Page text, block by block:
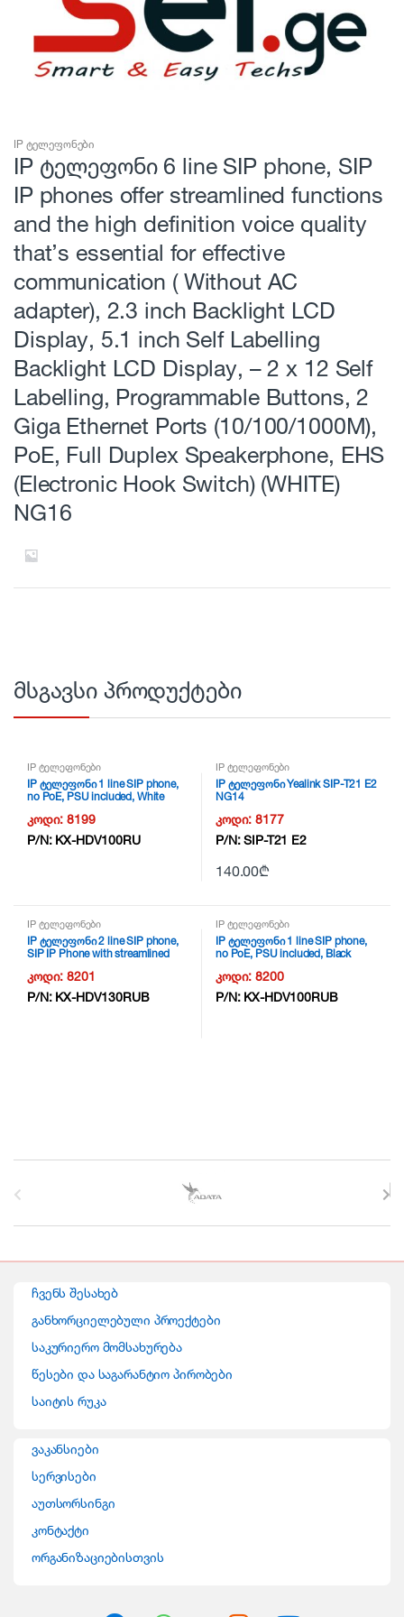
IP ტელეფონები
IP ტელეფონი 6 line SIP phone, SIP
IP phones offer streamlined functions
and the high definition voice quality
that’s essential for effective
communication ( Without AC
adapter), 2.3 inch Backlight LCD
Display, 5.1 inch Self Labelling
Backlight LCD Display, – 2 x 12 Self
Labelling, Programmable Buttons, 2
Giga Ethernet Ports (10/100/1000M),
PoE, Full Duplex Speakerphone, EHS
(Electronic Hook Switch) (WHITE)
NG16
მსგავსი პროდუქტები
IP ტელეფონები
IP ტელეფონი 1 line SIP phone,
no PoE, PSU included, White
კოდი:8199
P/N: KX-HDV100RU
IP ტელეფონები
IP ტელეფონი Yealink SIP-T21 E2
NG14
კოდი:8177
P/N:SIP-T21 E2
140.00₾
IP ტელეფონები
IP ტელეფონი 2 line SIP phone,
SIP IP Phone with streamlined
voice quality, PoE ( Without AC
adapter), 2.3 inch Backlight LCD
Display,- 2 Programmable
კოდი:8201
P/N: KX-HDV130RUB
IP ტელეფონები
IP ტელეფონი 1 line SIP phone,
no PoE, PSU included, Black
კოდი:8200
P/N: KX-HDV100RUB
ჩვენს შესახებ
განხორციელებული პროექტები
საკურიერო მომსახურება
წესები და საგარანტიო პირობები
საიტის რუკა
ვაკანსიები
სერვისები
აუთსორსინგი
კონტაქტი
ორგანიზაციებისთვის